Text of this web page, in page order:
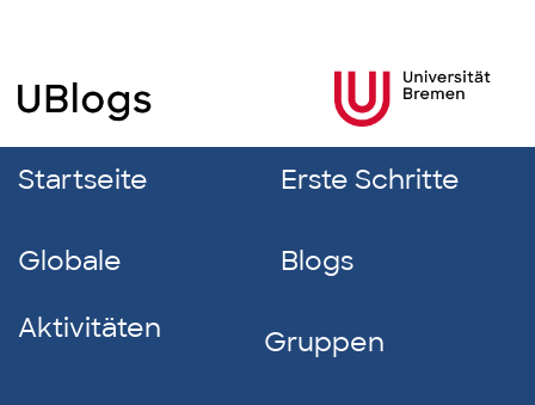
Startseite Erste Schritte
Globale
Aktivitäten
Blogs
Gruppen